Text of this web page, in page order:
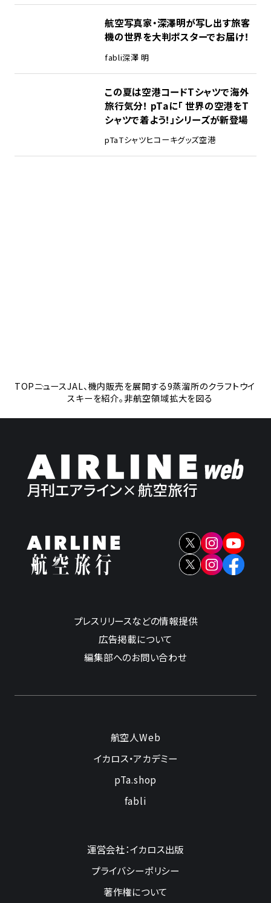
航空写真家・深澤明が写し出す旅客
機の世界を大判ポスターでお届け！
fabli深澤 明
この夏は空港コードTシャツで海外
旅行気分！ pTaに「 世界の空港をT
シャツで着よう！」シリーズが新登場
pTaTシャツヒコーキグッズ空港
TOPニュースJAL、機内販売を展開する9蒸溜所のクラフトウイ
スキーを紹介。非航空領域拡大を図る
プレスリリースなどの情報提供
広告掲載について
編集部へのお問い合わせ
航空人Web
イカロス・アカデミー
pTa.shop
fabli
運営会社：イカロス出版
プライバシーポリシー
著作権について